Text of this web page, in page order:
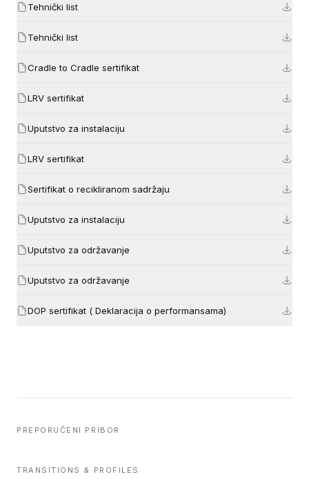
Tehnički list
Tehnički list
Cradle to Cradle sertifikat
LRV sertifikat
Uputstvo za instalaciju
LRV sertifikat
Sertifikat o recikliranom sadržaju
Uputstvo za instalaciju
Uputstvo za održavanje
Uputstvo za održavanje
DOP sertifikat ( Deklaracija o performansama)
PREPORUČENI PRIBOR
TRANSITIONS & PROFILES